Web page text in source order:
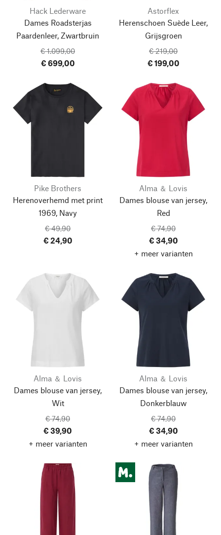
Hack Lederware
Dames Roadsterjas
Paardenleer, Zwartbruin
€ 1.099,00
€ 699,00
Astorflex
Herenschoen Suède Leer,
Grijsgroen
€ 219,00
€ 199,00
Pike Brothers
Herenoverhemd met print
1969, Navy
€ 49,90
€ 24,90
Alma ＆ Lovis
Dames blouse van jersey,
Red
€ 74,90
€ 34,90
+ meer varianten
Alma ＆ Lovis
Dames blouse van jersey,
Wit
€ 74,90
€ 39,90
+ meer varianten
Alma ＆ Lovis
Dames blouse van jersey,
Donkerblauw
€ 74,90
€ 34,90
+ meer varianten